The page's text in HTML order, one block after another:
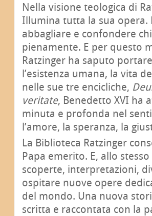
Nella visione teologica di
Illumina tutta la sua opera.
abbagliare e confondere
pienamente. E per questo
Ratzinger ha saputo
l’esistenza umana, la vita
nelle sue tre encicliche,
veritate, Benedetto XVI ha
minuta e profonda nel
l’amore, la speranza, la
La Biblioteca Ratzinger
Papa emerito. E, allo
scoperte, interpretazioni,
ospitare nuove opere
del mondo. Una nuova
scritta e raccontata con la